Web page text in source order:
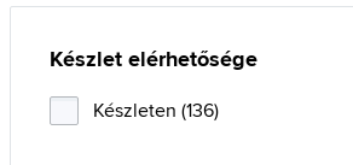
Készlet elérhetősége
Készleten (136)